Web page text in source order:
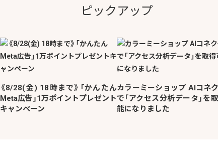
ピックアップ
《8/28(金) 18時まで》「かんたん
Meta広告」1万ポイントプレゼント
キャンペーン
カラーミーショップ AIコネ
で「アクセス分析データ」を
能になりました